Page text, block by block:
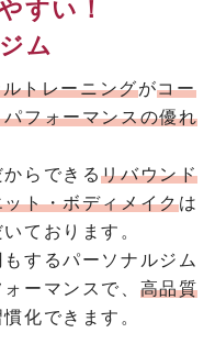
すい！
ム
トレーニングがコー
パフォーマンスの優れ
からできるリバウンド
ト・ボディメイクは
ております。
するパーソナルジム
ーマンスで、 高品質
化できます。